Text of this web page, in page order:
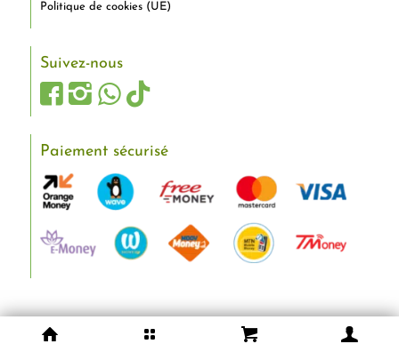
Politique de cookies (UE)
Suivez-nous
Paiement sécurisé